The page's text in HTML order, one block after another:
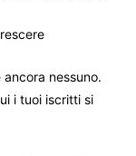
nessuno.
i tuoi iscritti si